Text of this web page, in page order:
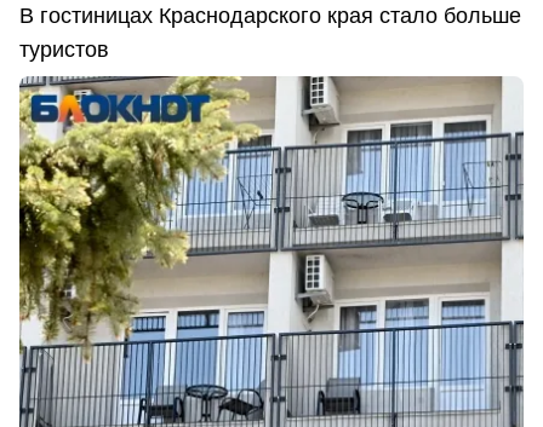
В гостиницах Краснодарского края стало больше
туристов